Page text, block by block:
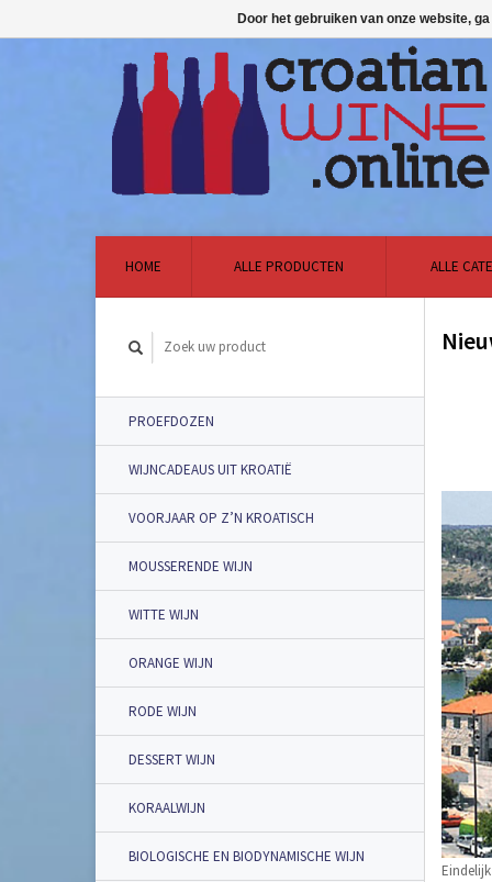
HOME ALLE PRODUCTEN ALLE
PROEFDOZEN
WIJNCADEAUS UIT KROATIË
VOORJAAR OP Z’N KROATISCH
MOUSSERENDE WIJN
WITTE WIJN
ORANGE WIJN
RODE WIJN
DESSERT WIJN
KORAALWIJN
BIOLOGISCHE EN BIODYNAMISCHE WIJN
Door het gebruiken van onze website,